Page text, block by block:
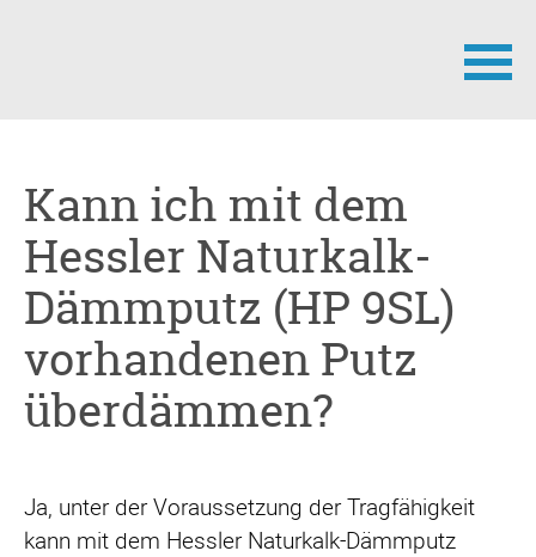
Kann ich mit dem
Hessler Naturkalk-
Dämmputz (HP 9SL)
vorhandenen Putz
überdämmen?
Ja, unter der Voraussetzung der Tragfähigkeit
kann mit dem Hessler Naturkalk-Dämmputz